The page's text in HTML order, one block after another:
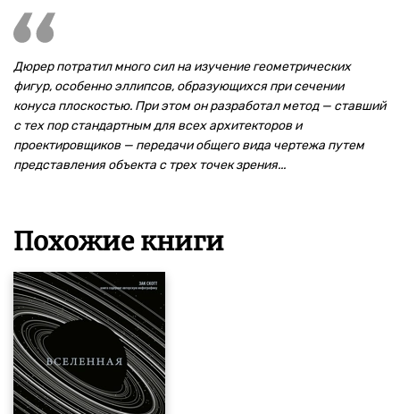
Дюрер потратил много сил на изучение геометрических
фигур, особенно эллипсов, образующихся при сечении
конуса плоскостью. При этом он разработал метод — ставший
с тех пор стандартным для всех архитекторов и
проектировщиков — передачи общего вида чертежа путем
представления объекта с трех точек зрения...
Похожие книги